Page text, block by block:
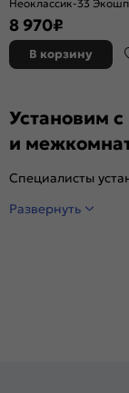
Неоклассик-33
Original Oak,
white сrystal, кромка
филенчатая
8 970₽
В корзину
Установим
и
Специалисты
Развернуть